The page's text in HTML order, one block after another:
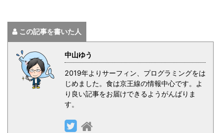
この記事を書いた人
中山ゆう
2019年よりサーフィン、プログラミングをは
じめました。食は京王線の情報中心です。よ
り良い記事をお届けできるようがんばりま
す。